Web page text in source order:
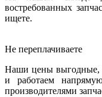
востребованных
ищете.
Не переплачиваете
Наши цены выгодные,
и работаем
производителями